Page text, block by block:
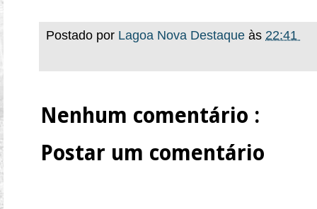
Postado por Lagoa Nova Destaque às 22:41
Nenhum comentário :
Postar um comentário